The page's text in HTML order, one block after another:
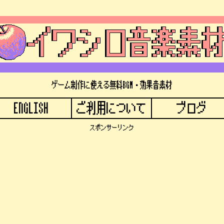
ゲーム制作に使える無料BGM・効果音素材
ENGLISH ご利用について ブログ
スポンサーリンク